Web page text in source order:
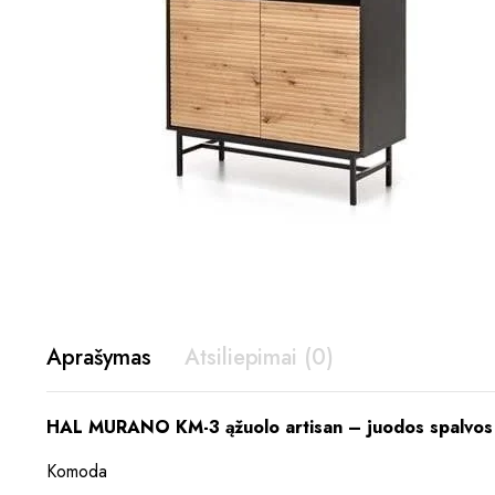
Aprašymas Atsiliepimai (0)
HAL MURANO KM-3 ąžuolo artisan – juodos
Komoda